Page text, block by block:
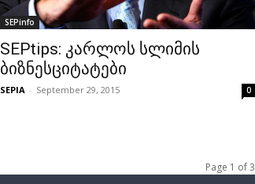
SEPinfo
SEPtips: კარლოს სლიმის
ბიზნესციტატები
SEPIA - September 29, 2015 0
Page 1 of 3